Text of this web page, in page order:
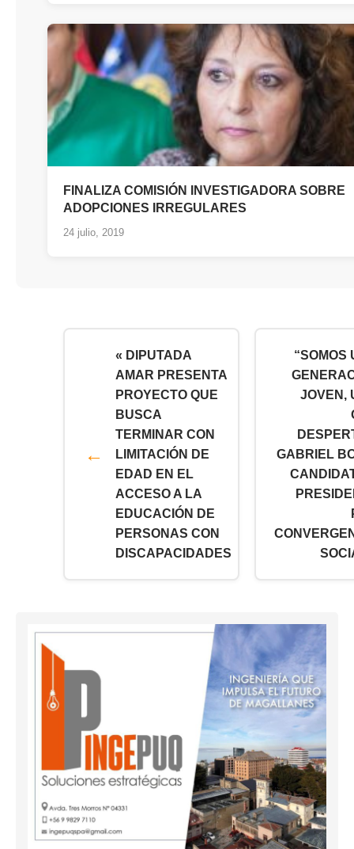
FINALIZA COMISIÓN INVESTIGADORA SOBRE
ADOPCIONES IRREGULARES
24 julio, 2019
« DIPUTADA
AMAR PRESENTA
PROYECTO QUE
BUSCA
TERMINAR CON
LIMITACIÓN DE
EDAD EN EL
ACCESO A LA
EDUCACIÓN DE
PERSONAS CON
DISCAPACIDADES
“SOMOS
JOVEN,
GABRIEL